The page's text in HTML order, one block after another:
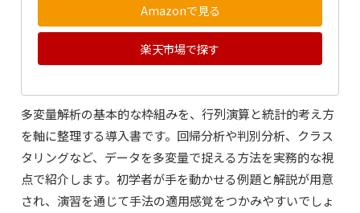
Amazonで見る
楽天市場で探す
多変量解析の基本的な枠組みを、行列演算と統計的考え方
を軸に整理する導入書です。回帰分析や判別分析、クラス
タリングなど、データを多変量で捉える方法を実務的な視
点で紹介します。初学者が手を動かせる例題と解説が用意
され、演習を通じて手法の適用感覚をつかみやすいでしょ